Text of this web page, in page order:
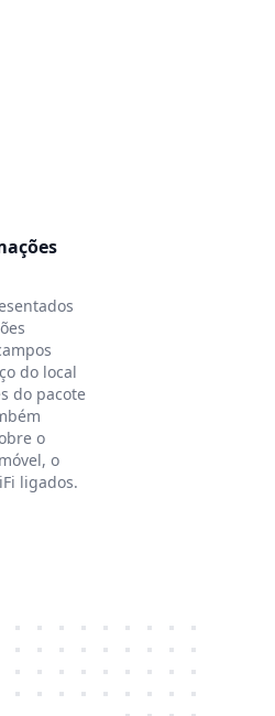
do local
do pacote
o
o
ligados.